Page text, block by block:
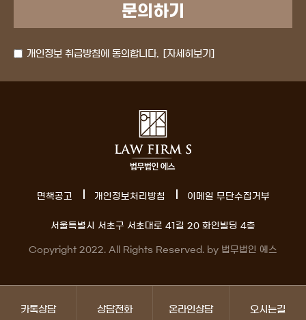
개인정보 취급방침에 동의합니다. [자세히보기]
면책공고 개인정보처리방침 이메일 무단수집거부
서울특별시 서초구 서초대로 41길 20 화인빌딩 4층
Copyright 2022. All Rights Reserved. by 법무법인 에스
카톡상담 상담전화 온라인상담 오시는길